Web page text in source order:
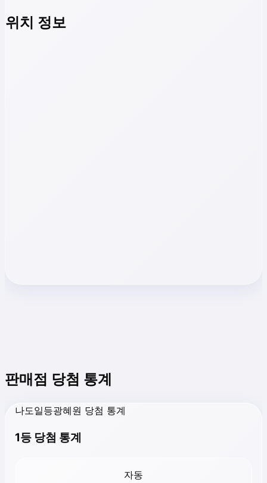
위치 정보
판매점 당첨 통계
나도일등광혜원 당첨 통계
1등 당첨 통계
자동